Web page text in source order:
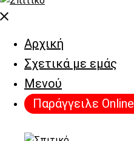
Close
Αρχική
Σχετικά με εμάς
Μενού
Παράγγειλε Online